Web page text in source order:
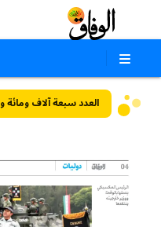
العدد سبعة آلاف ومائة